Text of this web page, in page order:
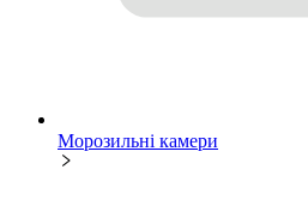
Морозильні камери